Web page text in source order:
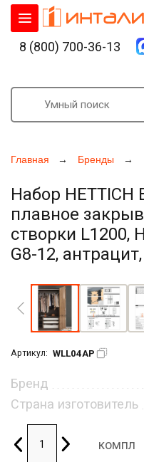
Главная Бренды
Набор
плавное
створки L1200,
G8-12,
Артикул: WLL04AP
Бренд
Страна изготовитель
компл
8 (800) 700-36-13